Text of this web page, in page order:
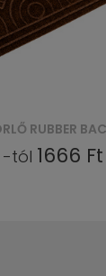
-tól 1666 Ft